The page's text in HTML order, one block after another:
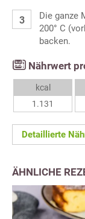
Die ganze
200° C
backen.
Nährwert
kcal
1.131
Detaillierte
ÄHNLICHE